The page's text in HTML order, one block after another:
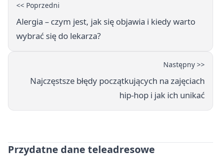
<< Poprzedni
Alergia – czym jest, jak się objawia i kiedy warto
wybrać się do lekarza?
Następny >>
Najczęstsze błędy początkujących na zajęciach
hip-hop i jak ich unikać
Przydatne dane teleadresowe